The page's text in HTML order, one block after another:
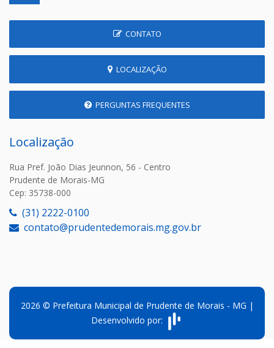
CONTATO
LOCALIZAÇÃO
PERGUNTAS FREQUENTES
Localização
Rua Pref. João Dias Jeunnon, 56 - Centro
Prudente de Morais-MG
Cep: 35738-000
(31) 2222-0100
contato@prudentedemorais.mg.gov.br
2026 © Prefeitura Municipal de Prudente de Morais - MG |
Desenvolvido por: